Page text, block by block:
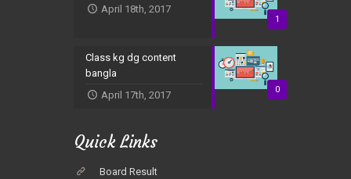
1
April 18th, 2017
0
Class kg dg content
bangla
April 17th, 2017
Quick Links
Board Result